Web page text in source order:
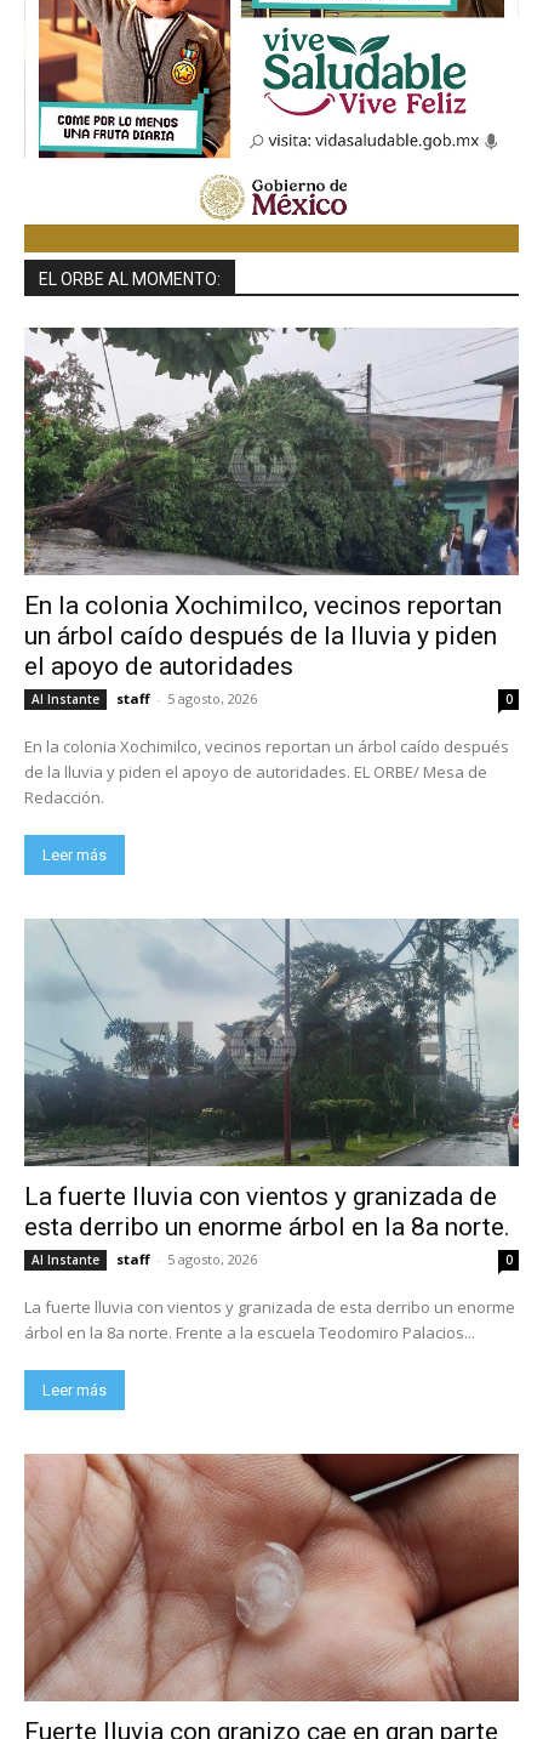
EL ORBE AL MOMENTO:
En la colonia Xochimilco, vecinos reportan
un árbol caído después de la lluvia y piden
el apoyo de autoridades
Al Instante staff - 5 agosto, 2026 0
En la colonia Xochimilco, vecinos reportan un árbol caído después
de la lluvia y piden el apoyo de autoridades. EL ORBE/ Mesa de
Redacción.
Leer más
La fuerte lluvia con vientos y granizada de
esta derribo un enorme árbol en la 8a norte.
Al Instante staff - 5 agosto, 2026 0
La fuerte lluvia con vientos y granizada de esta derribo un enorme
árbol en la 8a norte. Frente a la escuela Teodomiro Palacios...
Leer más
Fuerte lluvia con granizo cae en gran parte